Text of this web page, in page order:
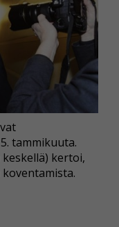
tammikuuta.
keskellä) kertoi,